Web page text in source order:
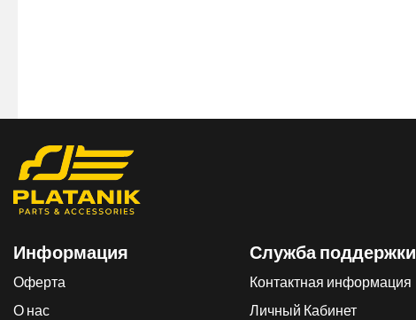
Информация
Оферта
О нас
Служба поддержки
Контактная информация
Личный Кабинет